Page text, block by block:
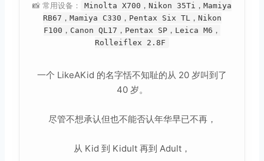
📸 常用设备：
Minolta X700，Nikon 35Ti，Mamiya
RB67，Mamiya C330，Pentax Six TL，Nikon
F100，Canon QL17，Pentax SP，Leica M6，
Rolleiflex 2.8F
一个 LikeAKid 的名字恬不知耻的从 20 岁叫到了
40 岁。
尽管不想承认但也不能否认年华早已不再，
从 Kid 到 Kidult 再到 Adult，